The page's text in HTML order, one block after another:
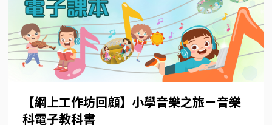
【網上工作坊回顧】小學音樂之旅－音樂
科電子教科書